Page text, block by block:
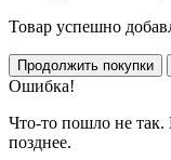
Товар успешно
Ошибка!
Что-то пошло не
позднее.